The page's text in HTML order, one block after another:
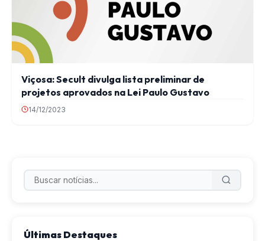
Viçosa: Secult divulga lista preliminar de
projetos aprovados na Lei Paulo Gustavo
14/12/2023
Últimas Destaques